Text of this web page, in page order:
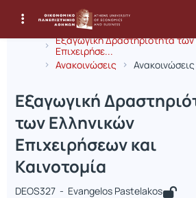
Αρχική Σελίδα
Εξαγωγική Δραστηριότητα των
Επιχειρήσε...
Ανακοινώσεις
Ανακοινώσεις
Μάθημα : Εξαγωγική
Κωδικός : DEOS327
Εξαγωγική
των Ελληνικών
Επιχειρήσεων και
Καινοτομία
DEOS327 - Evangelos Pastelakos